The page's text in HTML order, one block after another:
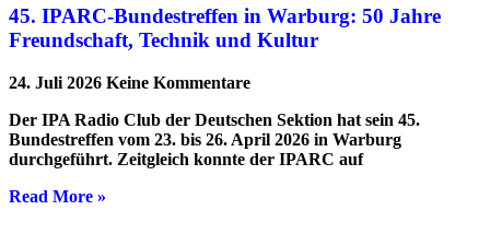
45. IPARC-Bundestreffen in Warburg: 50 Jahre
Freundschaft, Technik und Kultur
24. Juli 2026 Keine Kommentare
Der IPA Radio Club der Deutschen Sektion hat sein 45.
Bundestreffen vom 23. bis 26. April 2026 in Warburg
durchgeführt. Zeitgleich konnte der IPARC auf
Read More »